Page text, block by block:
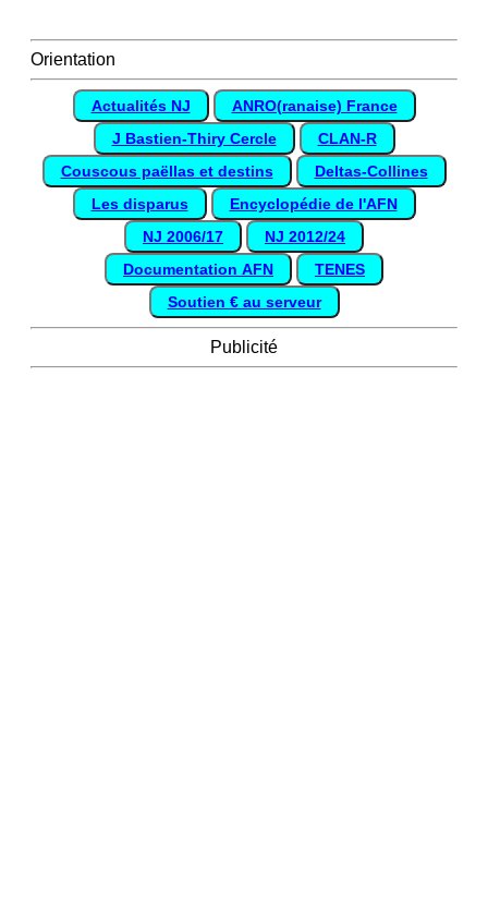
Orientation
Actualités NJ
ANRO(ranaise) France
J Bastien-Thiry Cercle
CLAN-R
Couscous paëllas et destins
Deltas-Collines
Les disparus
Encyclopédie de l'AFN
NJ 2006/17
NJ 2012/24
Documentation AFN
TENES
Soutien € au serveur
Publicité